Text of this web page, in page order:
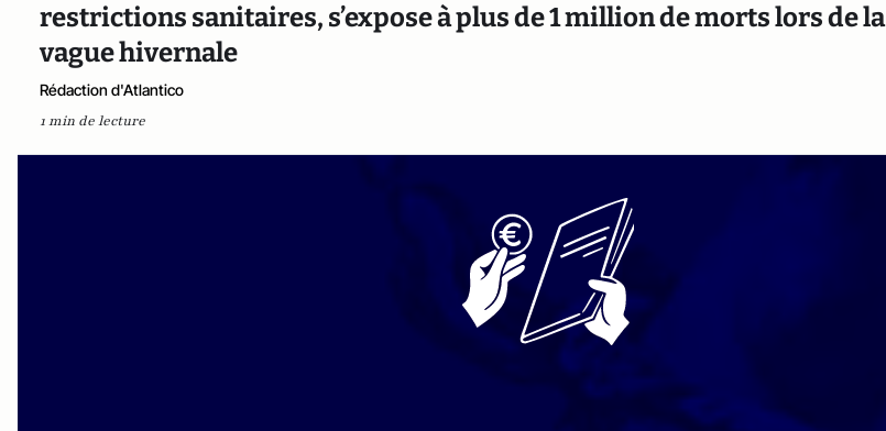
restrictions sanitaires, s’expose à plus de 1 million de morts lors de la
vague hivernale
Rédaction d'Atlantico
1 min de lecture